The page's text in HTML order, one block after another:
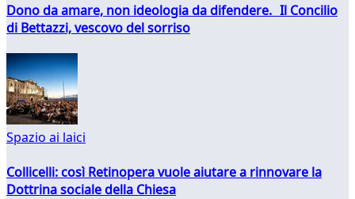
Dono da amare, non ideologia da difendere. Il Concilio
di Bettazzi, vescovo del sorriso
Spazio ai laici
Collicelli: così Retinopera vuole aiutare a rinnovare la
Dottrina sociale della Chiesa